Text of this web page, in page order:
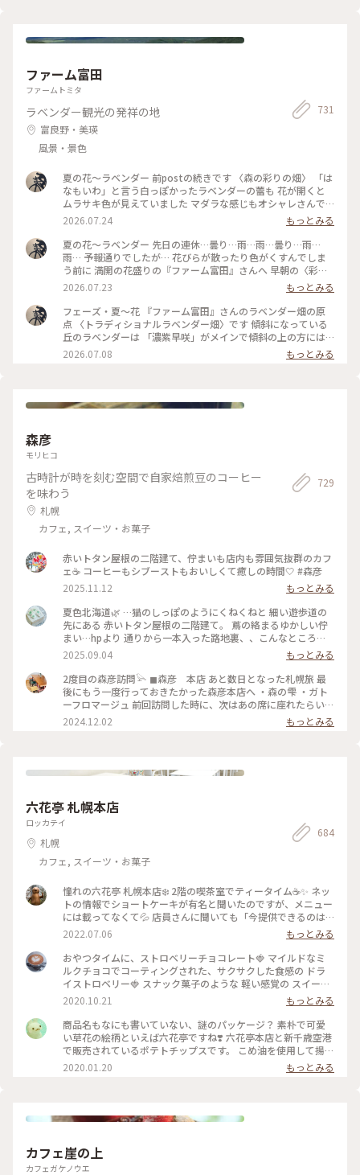
ゆるり夏時間#北海道#函館市#函館#函館駅#函館山#臥牛山#世
ト伝説#函館山ロープウェイ#ロープウェイ#登山バス#観光#絶
景#名所#山頂#展望台#ことりっぷ函館#ひとり旅日記🕊️
ファーム富田
ファームトミタ
ラベンダー観光の発祥の地
富良野・美瑛
風景・景色
731
夏の花〜ラベンダー 前postの続きです 〈森の彩りの畑〉 「は
なもいわ」と言う白っぽかったラベンダーの蕾も 花が開くと
ムラサキ色が見えていました マダラな感じもオシャレさんで
す 〈彩りの畑〉の定番だった花々は連作障害を防ぐために
〈森の彩りの畑〉に植えられましたが… 今年の色のパターンを
見ると… やっぱり元の配色の方が好きかも〜です また来年も
美しい彩りを巡りたいと思います #ひみつの絶景 #丘のある風
景 #花のある風景 #ひみつの絶景北海道 #夏景色 #花景色 #ファ
2026.07.24
もっとみる
夏の花〜ラベンダー 先日の連休…曇り…雨…雨…曇り…雨…
雨… 予報通りでしたが… 花びらが散ったり色がくすんでしま
う前に 満開の花盛りの『ファーム富田』さんへ 早朝の〈彩り
の畑〉と〈森の彩りの畑〉です 朝陽を浴びて…ラベンダーの色
は赤紫っぽく映りました 左から〜 キバナコスモス・スペアミ
ント・ジニア5色 ペパーミント・ペチュニア・ビール麦 そして
右がオカムラサキです 霧の立ちこめる夏の朝は ここへ辿り着
くまでの道のりも美しかったです そうそう…〈彩りの畑〉の入
り口の木がある辺りで 今年もエゾリスさんに会いました #ひみ
つの絶景 #花のある風景 #丘のある風景 #夏景色 #花景色 #美し
2026.07.23
もっとみる
フェーズ・夏〜花 『ファーム富田』さんのラベンダー畑の原
点 〈トラディショナルラベンダー畑〉です 傾斜になっている
丘のラベンダーは 「濃紫早咲」がメインで傾斜の上の方には
「はなもいわ」と「おかむらさき」があります それぞれが一
度に咲き揃うことはないので 今がくっきりとした鮮やかなラ
くのではなくて… 蕾の先端に花が開くのですね〜 一番最後は
2026.07.08 もっとみる
森彦
モリヒコ
古時計が時を刻む空間で自家焙煎豆のコーヒー
を味わう
札幌
カフェ, スイーツ・お菓子
729
赤いトタン屋根の二階建て、佇まいも店内も雰囲気抜群のカフ
ェ☕️ コーヒーもシブーストもおいしくて癒しの時間🤍 #森彦
2025.11.12
もっとみる
夏色北海道🌿 …猫のしっぽのようにくねくねと 細い遊歩道の
先にある 赤いトタン屋根の二階建て。 蔦の絡まるゆかしい佇
まい…hpより 通りから一本入った路地裏、、こんなところ
に？ 蔦と白い暖簾と 赤い屋根と。 〈木造民家コーヒーの店〉
「森彦」さんは ひっそりと。 1996年に建てられた 小さな小さ
な木造民家から MORIHIKO.のストーリーが始まった、という
本店。 さすがの人気店、お待ちの方たちが 途切れない。 そろ
そろ西に傾く日差しの 一階のテーブル席で ガトーフロマージ
ュ、アイスグリーンティー シブースト、森の雫（オリジナル
ブレンド）を。。 改装に 足掛け3年の時間を要したという 余
造民家コーヒーの店#レトロ喫茶#札幌カフェ#ゆるりカフェ時
2025.09.04
もっとみる
2度目の森彦訪問𓅪 ◼︎森彦 本店 あと数日となった札幌旅 最
後にもう一度行っておきたかった森彦本店へ ・森の雫 ・ガト
ーフロマージュ 前回訪問した時に、次はあの席に座れたらい
いなと思っていた窓際の席に座ることができました♡ まだ2回
目なのに私にとって最高に特別なお店 時計の秒針の音も 店員
だろうな (coffee & something) ガトーフロマージュもほんの
2024.12.02 もっとみる
六花亭 札幌本店
ロッカテイ
札幌
カフェ, スイーツ・お菓子
684
憧れの六花亭 札幌本店❄️ 2階の喫茶室でティータイム☕️✨ ネッ
トの情報でショートケーキが有名と聞いたのですが、メニュー
には載ってなくて💦 店員さんに聞いても「今提供できるのは
メニューにあるものだけです」と言われたのでプディングケー
キにしてみました🍮 しっかりとした固めプリンが食べ応えバ
ツグン😋 やっぱり六花亭はプリンも美味しい💕 喫茶室を満喫
することができて良かったのですが、店舗限定のマルセイアイ
スサンドは喫茶室の順番待ちをしなくてもコーヒースタンドで
いただけたので、そっちでもよかったかもなんて思ったり😅 1
階ではお土産などの商品が販売されていました🎁 人気のお菓
子もバラで売られているので好きな数だけ買えて便利♪ 私は
自宅に配送してもらうことにして、細かい個数で注文させても
らいました😊 ポテトチップス以外はどれでも帯広の工場から
直送してもらえるようです🚛 後日、ギッシリと箱詰めされた
お菓子がクール便で届きました😆 こんなにあったら当分お菓
幌 #六花亭 #プリン #北海道土産 #Myことりっぷ
2022.07.06
もっとみる
おやつタイムに、ストロベリーチョコレート🍓 マイルドなミ
ルクチョコでコーティングされた、サクサクした食感の ドラ
イストロベリー🍓 スナック菓子のような 軽い感覚の スイーツ
です♬ ミルクチョコレートの甘味といちごの酸味が 程良く美
味しい✨ お馴染みの 花柄のパッケージ。 北海道が拠点の 六花
亭。 立ち寄った近くのスーパーで見つけて買いました😊 期間
限定なので、見つけてラッキーでした♡ #スイーツ #おみやげ
#チョコレート #ストロベリーチョコレート #北海道 #六花亭 #
わたしの街 #北海道フェア #近所のスーパーで見つけた #こと
りっぷ東京
2020.10.21
もっとみる
商品名もなにも書いていない、謎のパッケージ？ 素朴で可愛
い草花の絵柄といえば六花亭ですね❣️ 六花亭本店と新千歳空港
で販売されているポテトチップスです。 こめ油を使用して揚げ
ているからか、 さくっと軽い食感。 アメリカンなポテトチッ
プスと比べて ふわっと空気を含むえびせんのような感じがし
お子たちをディズニーランドに送迎したり“親戚の姉ちゃん”頑
2020.01.20 もっとみる
カフェ崖の上
カフェガケノウエ